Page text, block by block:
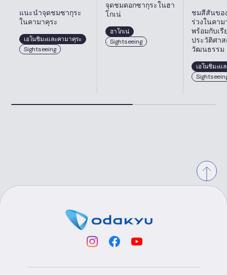
แนะนำจุดชมซากุระ
ในคามาคุระ
เอโนชิมะและคามาคุระ
Sightseeing
จุดชมดอกซากุระในฮา
โกเน่
ฮาโกเน่
Sightseeing
ชมสีสันขอ
ร่วงในคาม
พร้อมกับเรี
ประวัติศา
วัฒนธรรม
เอโนชิมะแ